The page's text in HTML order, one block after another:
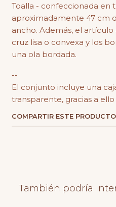
Toalla - confeccionada en
aproximadamente 47 cm
ancho. Además, el
cruz lisa o convexa y los
una ola bordada.
--
El conjunto incluye una
transparente, gracias a
COMPARTIR ESTE PRODUCTO
También podría